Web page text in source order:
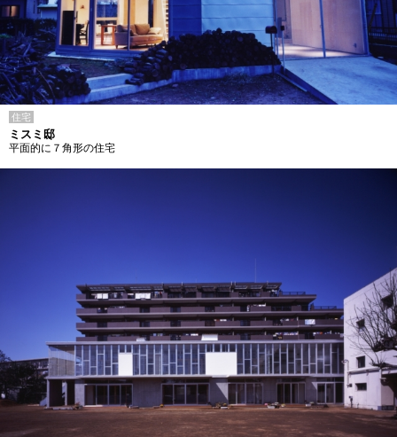
住宅
ミスミ邸
平面的に７角形の住宅